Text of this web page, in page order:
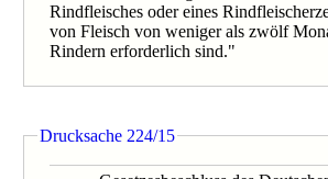
Rindfleisches oder eines
von Fleisch von weniger als zwölf
Rindern erforderlich sind."
Drucksache 224/15